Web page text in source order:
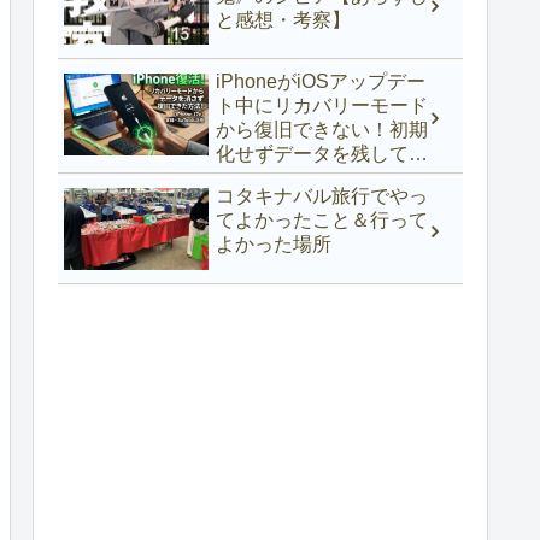
と感想・考察】
iPhoneがiOSアップデー
ト中にリカバリーモード
から復旧できない！初期
化せずデータを残して復
活できた方法【iPhone
17e】
コタキナバル旅行でやっ
てよかったこと＆行って
よかった場所